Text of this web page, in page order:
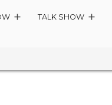
TALK SHOW